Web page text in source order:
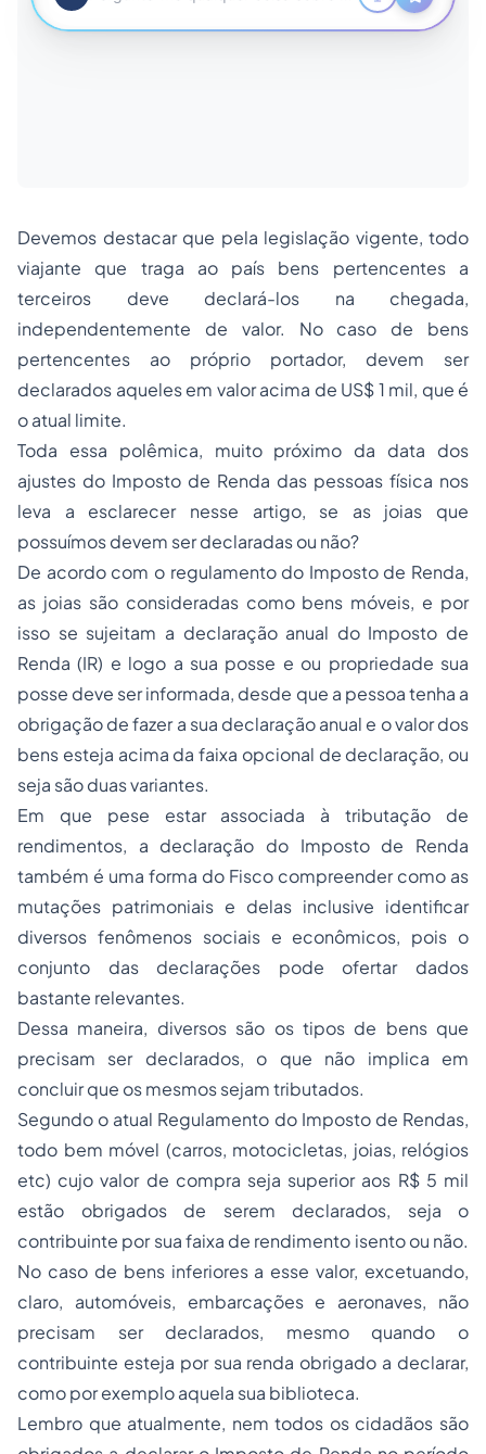
Devemos destacar que pela legislação vigente, todo
viajante que traga ao país bens pertencentes a
terceiros deve declará-los na chegada,
independentemente de valor. No caso de bens
pertencentes ao próprio portador, devem ser
declarados aqueles em valor acima de US$ 1 mil, que é
o atual limite.
Toda essa polêmica, muito próximo da data dos
ajustes do Imposto de Renda das pessoas física nos
leva a esclarecer nesse artigo, se as joias que
possuímos devem ser declaradas ou não?
De acordo com o regulamento do Imposto de Renda,
as joias são consideradas como bens móveis, e por
isso se sujeitam a declaração anual do Imposto de
Renda (IR) e logo a sua posse e ou propriedade sua
posse deve ser informada, desde que a pessoa tenha a
obrigação de fazer a sua declaração anual e o valor dos
bens esteja acima da faixa opcional de declaração, ou
seja são duas variantes.
Em que pese estar associada à tributação de
rendimentos, a declaração do Imposto de Renda
também é uma forma do Fisco compreender como as
mutações patrimoniais e delas inclusive identificar
diversos fenômenos sociais e econômicos, pois o
conjunto das declarações pode ofertar dados
bastante relevantes.
Dessa maneira, diversos são os tipos de bens que
precisam ser declarados, o que não implica em
concluir que os mesmos sejam tributados.
Segundo o atual Regulamento do Imposto de Rendas,
todo bem móvel (carros, motocicletas, joias, relógios
etc) cujo valor de compra seja superior aos R$ 5 mil
estão obrigados de serem declarados, seja o
contribuinte por sua faixa de rendimento isento ou não.
No caso de bens inferiores a esse valor, excetuando,
claro, automóveis, embarcações e aeronaves, não
precisam ser declarados, mesmo quando o
contribuinte esteja por sua renda obrigado a declarar,
como por exemplo aquela sua biblioteca.
Lembro que atualmente, nem todos os cidadãos são